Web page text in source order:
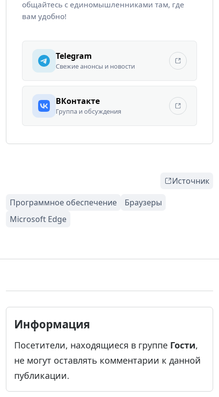
общайтесь с единомышленниками там, где
вам удобно!
Telegram
Свежие анонсы и новости
ВКонтакте
Группа и обсуждения
Источник
Информация
Посетители, находящиеся в группе Гости,
не могут оставлять комментарии к данной
публикации.